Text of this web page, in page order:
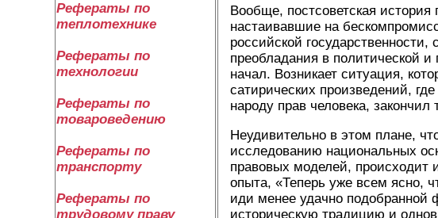
Рефераты по
теплотехнике
Рефераты по
технологии
Рефераты по
товароведению
Рефераты по
транспорту
Рефераты по
трудовому праву
Вообще, постсоветская
настаивавшие на
российской
преобладания в политической
начал. Возникает ситуация,
сатирических произведений,
народу прав человека,
Неудивительно в этом плане,
исследованию национальных
правовых моделей, происходит
опыта, «Теперь уже всем ясно,
иди менее удачно
историческую традицию и